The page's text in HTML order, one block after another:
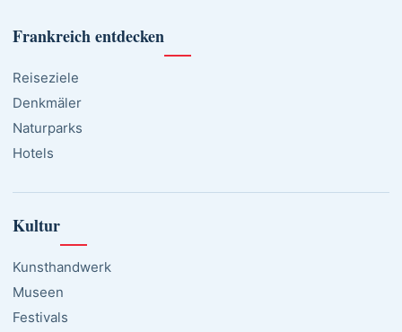
Frankreich entdecken
Reiseziele
Denkmäler
Naturparks
Hotels
Kultur
Kunsthandwerk
Museen
Festivals